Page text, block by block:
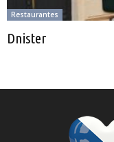
Restaurantes
Dnister